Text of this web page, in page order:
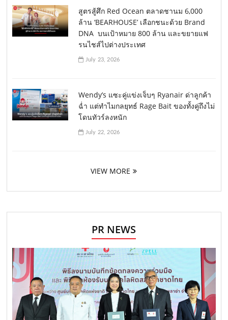
สูตรสู้ศึก Red Ocean ตลาดชานม 6,000
ล้าน ‘BEARHOUSE’ เลือกชนะด้วย Brand
DNA บนเป้าหมาย 800 ล้าน และขยายแฟ
รนไชส์ไปต่างประเทศ
July 23, 2026
Wendy’s แซะคู่แข่งเจ็บๆ Ryanair ด่าลูกค้า
ฉ่ำ แต่ทำไมกลยุทธ์ Rage Bait ของทั้งคู่ถึงไม่
โดนทัวร์ลงหนัก
July 22, 2026
VIEW MORE
PR NEWS